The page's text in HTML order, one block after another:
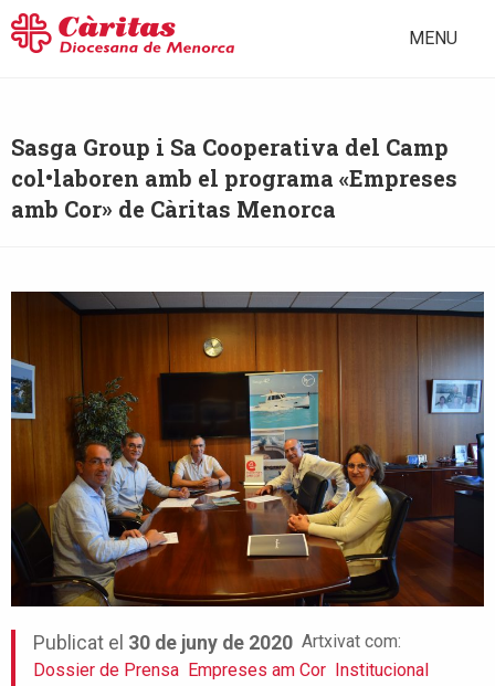
MENU
Sasga Group i Sa Cooperativa del Camp
col•laboren amb el programa «Empreses
amb Cor» de Càritas Menorca
Publicat el 30 de juny de 2020 Artxivat com:
Dossier de Prensa Empreses am Cor Institucional